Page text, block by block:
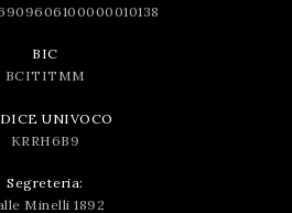
BIC
BCITITMM
UNIVOCO
KRRH6B9
Segreteria:
Minelli 1892